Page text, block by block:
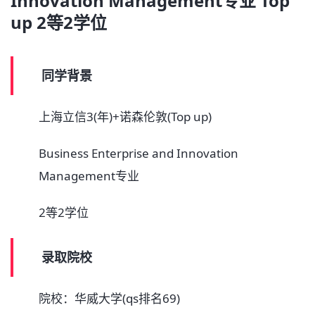
up 2等2学位
同学背景
上海立信3(年)+诺森伦敦(Top up)
Business Enterprise and Innovation
Management专业
2等2学位
录取院校
院校：华威大学(qs排名69)